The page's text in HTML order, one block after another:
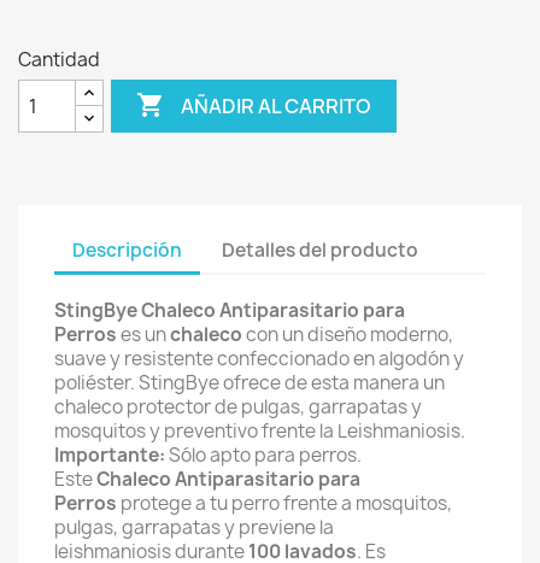
Cantidad
 AÑADIR AL CARRITO
Descripción Detalles del producto
StingBye Chaleco Antiparasitario para
Perroses unchalecocon un diseño moderno,
suave y resistente confeccionado en algodón y
poliéster. StingBye ofrece de esta manera un
chaleco protector de pulgas, garrapatas y
mosquitos y preventivo frente la Leishmaniosis.
Importante:Sólo apto para perros.
EsteChaleco Antiparasitario para
Perros protege a tu perro frente a mosquitos,
pulgas, garrapatas y previene la
leishmaniosis durante100 lavados. Es